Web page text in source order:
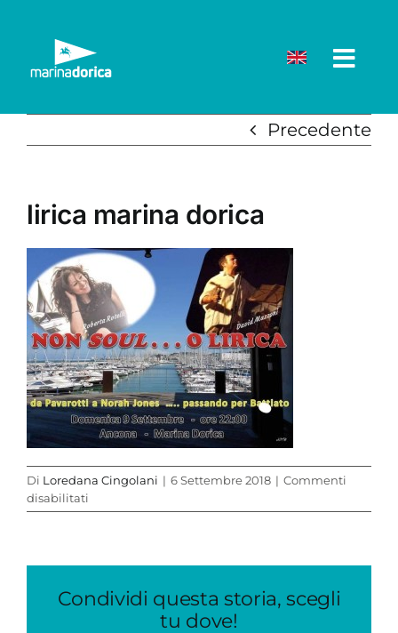
contenuto
Precedente
lirica marina dorica
Di Loredana Cingolani | 6 Settembre 2018 | Commenti
disabilitati
lirica
Condividi questa storia, scegli
tu dove!